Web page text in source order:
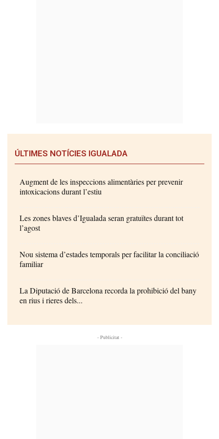
ÚLTIMES NOTÍCIES IGUALADA
Augment de les inspeccions alimentàries per prevenir
intoxicacions durant l’estiu
Les zones blaves d’Igualada seran gratuïtes durant tot
l’agost
Nou sistema d’estades temporals per facilitar la conciliació
familiar
La Diputació de Barcelona recorda la prohibició del bany
en rius i rieres dels...
- Publicitat -